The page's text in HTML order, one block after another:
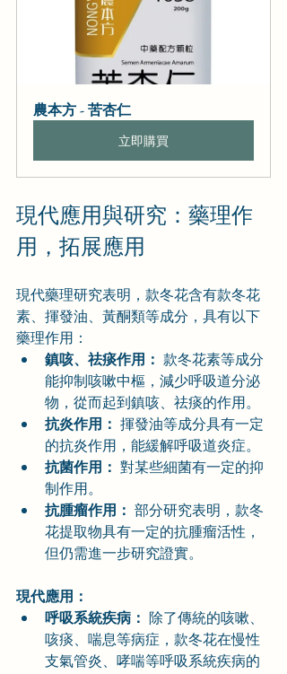
農本方 - 苦杏仁
立即購買
現代應用與研究：藥理作
用，拓展應用
現代藥理研究表明，款冬花含有款冬花
素、揮發油、黃酮類等成分，具有以下
藥理作用：
鎮咳、祛痰作用： 款冬花素等成分
能抑制咳嗽中樞，減少呼吸道分泌
物，從而起到鎮咳、祛痰的作用。
抗炎作用： 揮發油等成分具有一定
的抗炎作用，能緩解呼吸道炎症。
抗菌作用： 對某些細菌有一定的抑
制作用。
抗腫瘤作用： 部分研究表明，款冬
花提取物具有一定的抗腫瘤活性，
但仍需進一步研究證實。
現代應用：
呼吸系統疾病： 除了傳統的咳嗽、
咳痰、喘息等病症，款冬花在慢性
支氣管炎、哮喘等呼吸系統疾病的